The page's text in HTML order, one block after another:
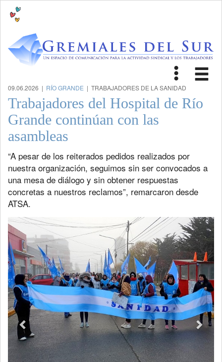
Toggle
09.06.2026 | RÍO GRANDE | TRABAJADORES DE LA SANIDAD
Trabajadores del Hospital de Río
Grande continúan con las
asambleas
“A pesar de los reiterados pedidos realizados por
nuestra organización, seguimos sin ser convocados a
una mesa de diálogo y sin obtener respuestas
concretas a nuestros reclamos”, remarcaron desde
ATSA.
Previous Next